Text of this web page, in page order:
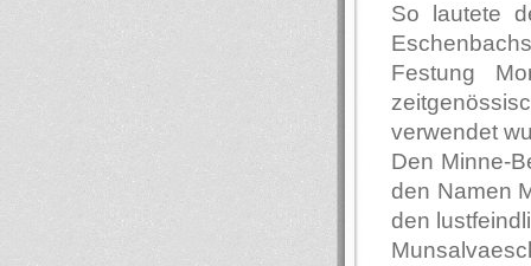
So lautete
Festung
verwendet
Den Minne-
den Namen
den